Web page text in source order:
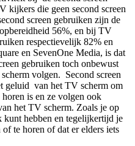
kijkers die geen second screen
screen gebruiken zijn de
56%, en bij TV
respectievelijk 82% en
en SevenOne Media, is dat
gebruiken toch onbewust
volgen. Second screen
geluid van het TV scherm om
is en ze volgen ook
het TV scherm. Zoals je op
kunt hebben en tegelijkertijd je
te horen of dat er elders iets